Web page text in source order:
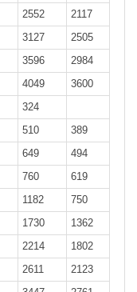
2552
2117
3127
2505
3596
2984
4049
3600
324
510
389
649
494
760
619
1182
750
1730
1362
2214
1802
2611
2123